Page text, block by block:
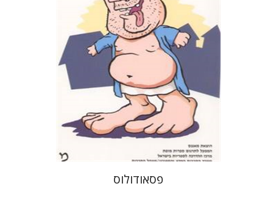
הנחת אתר ספר מודפס
$23
$21
פסאודולוס